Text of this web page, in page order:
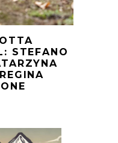
STEFANO